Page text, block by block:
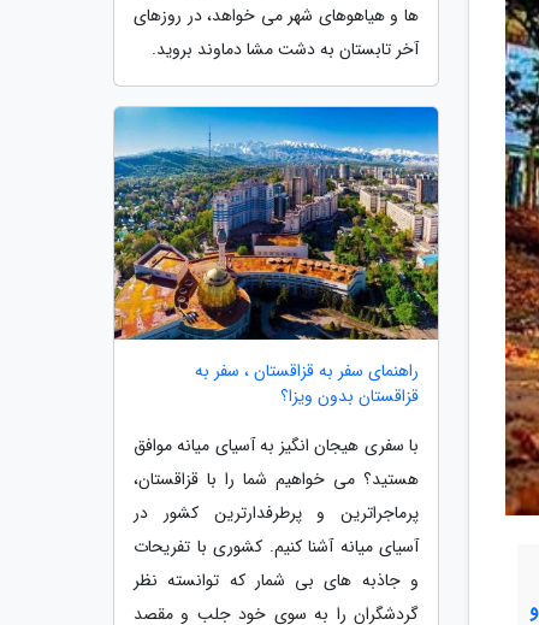
ها و هیاهوهای شهر می خواهد، در روزهای
آخر تابستان به دشت مشا دماوند بروید.
راهنمای سفر به قزاقستان ، سفر به
قزاقستان بدون ویزا؟
با سفری هیجان انگیز به آسیای میانه موافق
هستید؟ می خواهیم شما را با قزاقستان،
پرماجراترین و پرطرفدارترین کشور در
آسیای میانه آشنا کنیم. کشوری با تفریحات
و جاذبه های بی شمار که توانسته نظر
گردشگران را به سوی خود جلب و مقصد